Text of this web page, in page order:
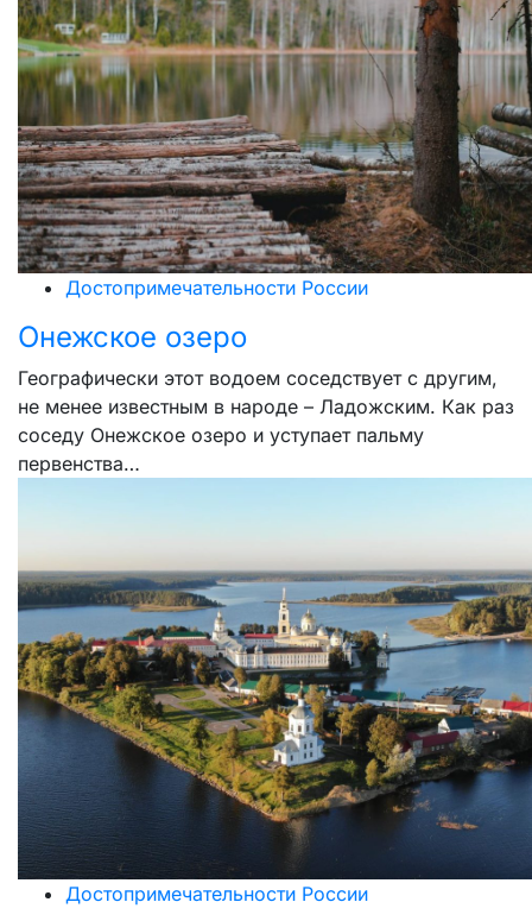
Достопримечательности России
Онежское озеро
Географически этот водоем соседствует с другим,
не менее известным в народе – Ладожским. Как раз
соседу Онежское озеро и уступает пальму
первенства…
Достопримечательности России